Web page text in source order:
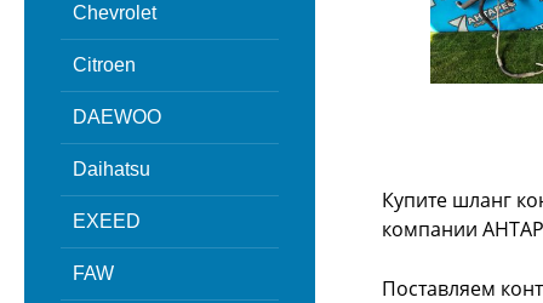
Chevrolet
Citroen
DAEWOO
Daihatsu
EXEED
FAW
Купите шланг
компании
Поставляем